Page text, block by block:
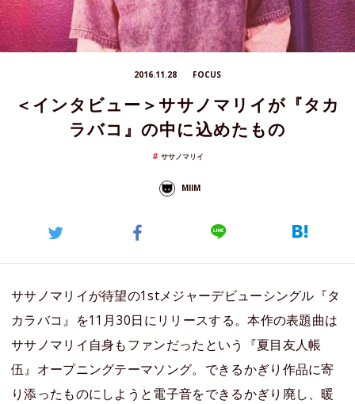
2016.11.28 FOCUS
＜インタビュー＞ササノマリイが『タカ
ラバコ』の中に込めたもの
ササノマリイ
MIIM
ササノマリイが待望の1stメジャーデビューシングル『タ
カラバコ』を11月30日にリリースする。本作の表題曲は
ササノマリイ自身もファンだったという『夏目友人帳
伍』オープニングテーマソング。できるかぎり作品に寄
り添ったものにしようと電子音をできるかぎり廃し、暖